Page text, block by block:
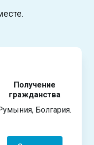
Получение
гражданства
Болгария.